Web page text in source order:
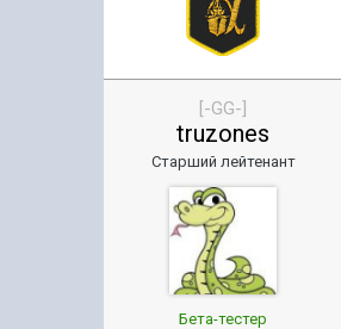
[-GG-]
truzones
Старший лейтенант
Бета-тестер